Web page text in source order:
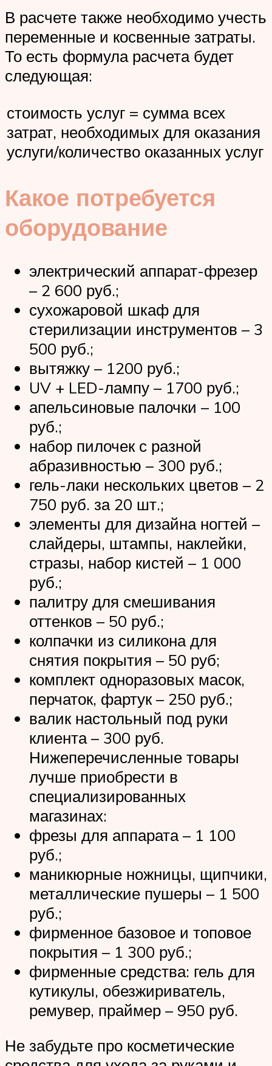
В расчете также необходимо учесть
переменные и косвенные затраты.
То есть формула расчета будет
следующая:
стоимость услуг = сумма всех
затрат, необходимых для оказания
услуги/количество оказанных услуг
Какое потребуется
оборудование
электрический аппарат-фрезер
– 2 600 руб.;
сухожаровой шкаф для
стерилизации инструментов – 3
500 руб.;
вытяжку – 1200 руб.;
UV + LED-лампу – 1700 руб.;
апельсиновые палочки – 100
руб.;
набор пилочек с разной
абразивностью – 300 руб.;
гель-лаки нескольких цветов – 2
750 руб. за 20 шт.;
элементы для дизайна ногтей –
слайдеры, штампы, наклейки,
стразы, набор кистей – 1 000
руб.;
палитру для смешивания
оттенков – 50 руб.;
колпачки из силикона для
снятия покрытия – 50 руб;
комплект одноразовых масок,
перчаток, фартук – 250 руб.;
валик настольный под руки
клиента – 300 руб.
Нижеперечисленные товары
лучше приобрести в
специализированных
магазинах:
фрезы для аппарата – 1 100
руб.;
маникюрные ножницы, щипчики,
металлические пушеры – 1 500
руб.;
фирменное базовое и топовое
покрытия – 1 300 руб.;
фирменные средства: гель для
кутикулы, обезжириватель,
ремувер, праймер – 950 руб.
Не забудьте про косметические